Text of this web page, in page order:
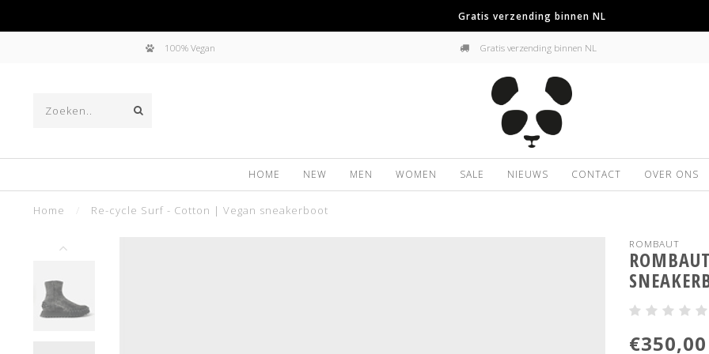
Gratis verzending binnen NL
100% Vegan Gratis verzending binnen NL
HOME NEW MEN WOMEN SALE NIEUWS CONTACT OVER ONS
Home Re-cycle Surf - Cotton | Vegan sneakerboot
ROMBAUT
€350,00